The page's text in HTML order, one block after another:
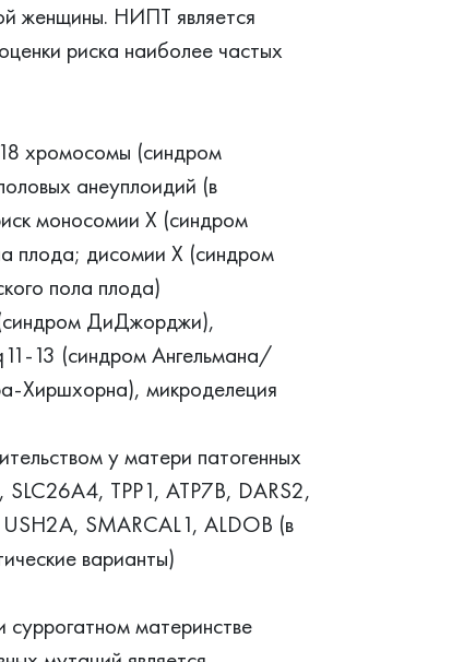
женщины. НИПТ является
риска наиболее частых
хромосомы (синдром
анеуплоидий (в
моносомии Х (синдром
плода; дисомии Х (синдром
пола плода)
ДиДжорджи),
13 (синдром Ангельмана/
Хиршхорна), микроделеция
у матери патогенных
SLC26A4, TPP1, ATP7B, DARS2,
SMARCAL1, ALDOB (в
варианты)
суррогатном материнстве